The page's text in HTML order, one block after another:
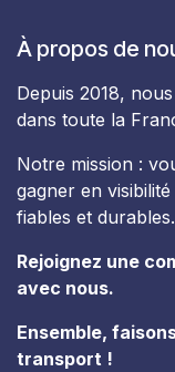
À propos de
Depuis 2018,
dans toute la
Notre mission :
gagner en
fiables et durables.
Rejoignez une
avec nous.
Ensemble,
transport !